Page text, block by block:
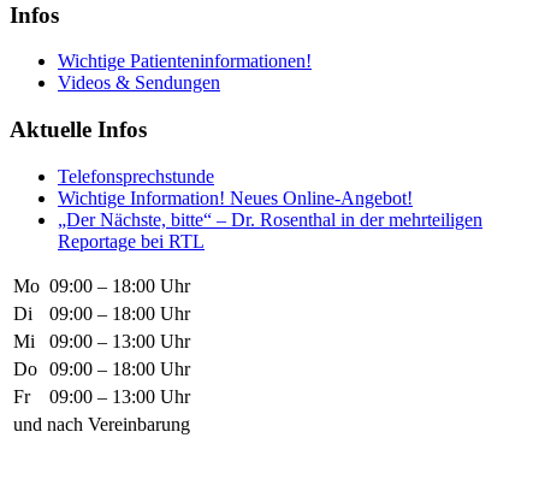
Infos
Wichtige Patienteninformationen!
Videos & Sendungen
Aktuelle Infos
Telefonsprechstunde
Wichtige Information! Neues Online-Angebot!
„Der Nächste, bitte“ – Dr. Rosenthal in der mehrteiligen
Reportage bei RTL
Mo 09:00 – 18:00 Uhr
Di
09:00 – 18:00 Uhr
Mi
09:00 – 13:00 Uhr
Do 09:00 – 18:00 Uhr
Fr
09:00 – 13:00 Uhr
und nach Vereinbarung